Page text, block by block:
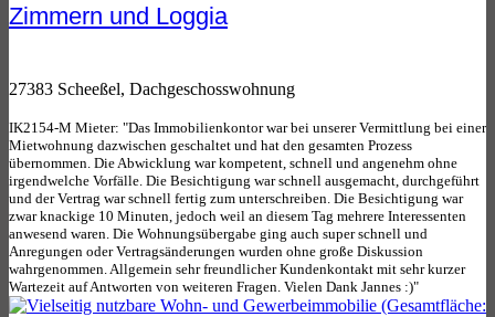
Zimmern und Loggia
27383 Scheeßel, Dachgeschosswohnung
IK2154-M Mieter: "Das Immobilienkontor war bei unserer Vermittlung bei einer
Mietwohnung dazwischen geschaltet und hat den gesamten Prozess
übernommen. Die Abwicklung war kompetent, schnell und angenehm ohne
irgendwelche Vorfälle. Die Besichtigung war schnell ausgemacht, durchgeführt
und der Vertrag war schnell fertig zum unterschreiben. Die Besichtigung war
zwar knackige 10 Minuten, jedoch weil an diesem Tag mehrere Interessenten
anwesend waren. Die Wohnungsübergabe ging auch super schnell und
Anregungen oder Vertragsänderungen wurden ohne große Diskussion
wahrgenommen. Allgemein sehr freundlicher Kundenkontakt mit sehr kurzer
Wartezeit auf Antworten von weiteren Fragen. Vielen Dank Jannes :)"